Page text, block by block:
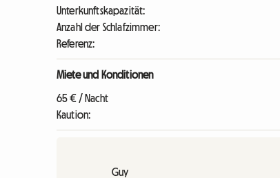
Unterkunftskapazität:
Anzahl der Schlafzimmer:
Referenz:
Miete und Konditionen
65 € / Nacht
Kaution:
Guy